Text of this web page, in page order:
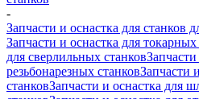
-
Запчасти и оснастка для станков
Запчасти и оснастка для токарных
для сверлильных станков
резьбонарезных станковЗапчасти
станковЗапчасти и оснастка для